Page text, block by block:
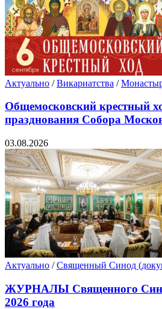
Актуально /Викариатства /
Общемосковский крестный
празднования Собора
03.08.2026
Актуально /Священный Синод
ЖУРНАЛЫ Священного
2026 года